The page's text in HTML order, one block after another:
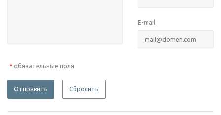
E-mail
* обязательные поля
Отправить Сбросить